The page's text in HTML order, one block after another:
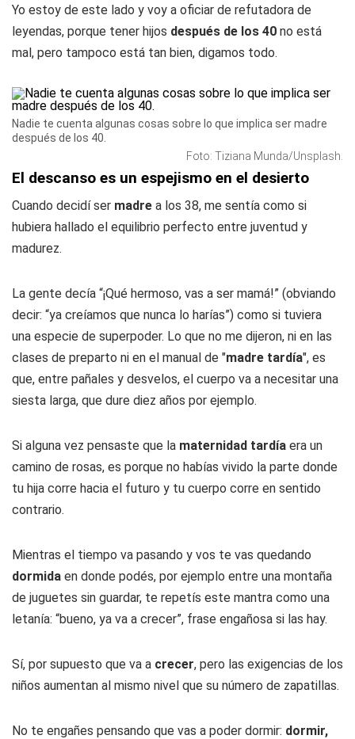
Yo estoy de este lado y voy a oficiar de refutadora de
leyendas, porque tener hijos después de los 40 no está
mal, pero tampoco está tan bien, digamos todo.
Nadie te cuenta algunas cosas sobre lo que implica ser madre
después de los 40.
Foto: Tiziana Munda/Unsplash.
El descanso es un espejismo en el desierto
Cuando decidí ser madre a los 38, me sentía como si
hubiera hallado el equilibrio perfecto entre juventud y
madurez.
La gente decía “¡Qué hermoso, vas a ser mamá!” (obviando
decir: “ya creíamos que nunca lo harías”) como si tuviera
una especie de superpoder. Lo que no me dijeron, ni en las
clases de preparto ni en el manual de "madre tardía", es
que, entre pañales y desvelos, el cuerpo va a necesitar una
siesta larga, que dure diez años por ejemplo.
Si alguna vez pensaste que la maternidad tardía era un
camino de rosas, es porque no habías vivido la parte donde
tu hija corre hacia el futuro y tu cuerpo corre en sentido
contrario.
Mientras el tiempo va pasando y vos te vas quedando
dormida en donde podés, por ejemplo entre una montaña
de juguetes sin guardar, te repetís este mantra como una
letanía: “bueno, ya va a crecer”, frase engañosa si las hay.
Sí, por supuesto que va a crecer, pero las exigencias de los
niños aumentan al mismo nivel que su número de zapatillas.
No te engañes pensando que vas a poder dormir: dormir,